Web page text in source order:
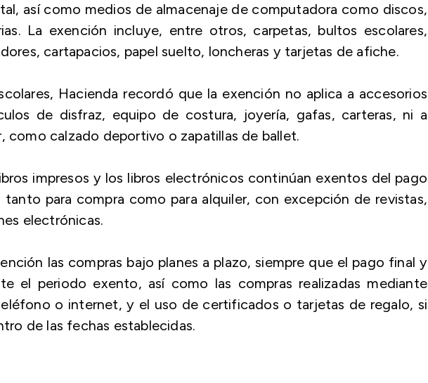
así como medios de almacenaje de computadora como discos,
La exención incluye, entre otros, carpetas, bultos escolares,
cartapacios, papel suelto, loncheras y tarjetas de afiche.
Hacienda recordó que la exención no aplica a accesorios
de disfraz, equipo de costura, joyería, gafas, carteras, ni a
calzado deportivo o zapatillas de ballet.
impresos y los libros electrónicos continúan exentos del pago
para compra como para alquiler, con excepción de revistas,
electrónicas.
las compras bajo planes a plazo, siempre que el pago final y
el periodo exento, así como las compras realizadas mediante
o internet, y el uso de certificados o tarjetas de regalo, si
de las fechas establecidas.